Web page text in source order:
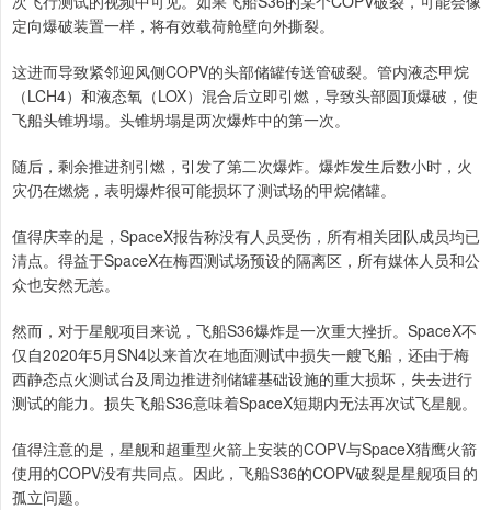
定向爆破装置一样，将有效载荷舱壁向外撕裂。
这进而导致紧邻迎风侧COPV的头部储罐传送管破裂。管内液态甲烷
（LCH4）和液态氧（LOX）混合后立即引燃，导致头部圆顶爆破，使
飞船头锥坍塌。头锥坍塌是两次爆炸中的第一次。
随后，剩余推进剂引燃，引发了第二次爆炸。爆炸发生后数小时，火
灾仍在燃烧，表明爆炸很可能损坏了测试场的甲烷储罐。
值得庆幸的是，SpaceX报告称没有人员受伤，所有相关团队成员均已
清点。得益于SpaceX在梅西测试场预设的隔离区，所有媒体人员和公
众也安然无恙。
然而，对于星舰项目来说，飞船S36爆炸是一次重大挫折。SpaceX不
仅自2020年5月SN4以来首次在地面测试中损失一艘飞船，还由于梅
西静态点火测试台及周边推进剂储罐基础设施的重大损坏，失去进行
测试的能力。损失飞船S36意味着SpaceX短期内无法再次试飞星舰。
值得注意的是，星舰和超重型火箭上安装的COPV与SpaceX猎鹰火箭
使用的COPV没有共同点。因此，飞船S36的COPV破裂是星舰项目的
孤立问题。